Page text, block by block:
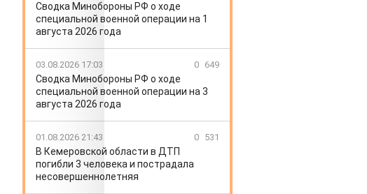
Сводка Минобороны РФ о ходе
специальной военной операции на 1
августа 2026 года
03.08.2026 17:03 0 649
Сводка Минобороны РФ о ходе
специальной военной операции на 3
августа 2026 года
01.08.2026 21:43 0 531
В Кемеровской области в ДТП
погибли 3 человека и пострадала
несовершеннолетняя